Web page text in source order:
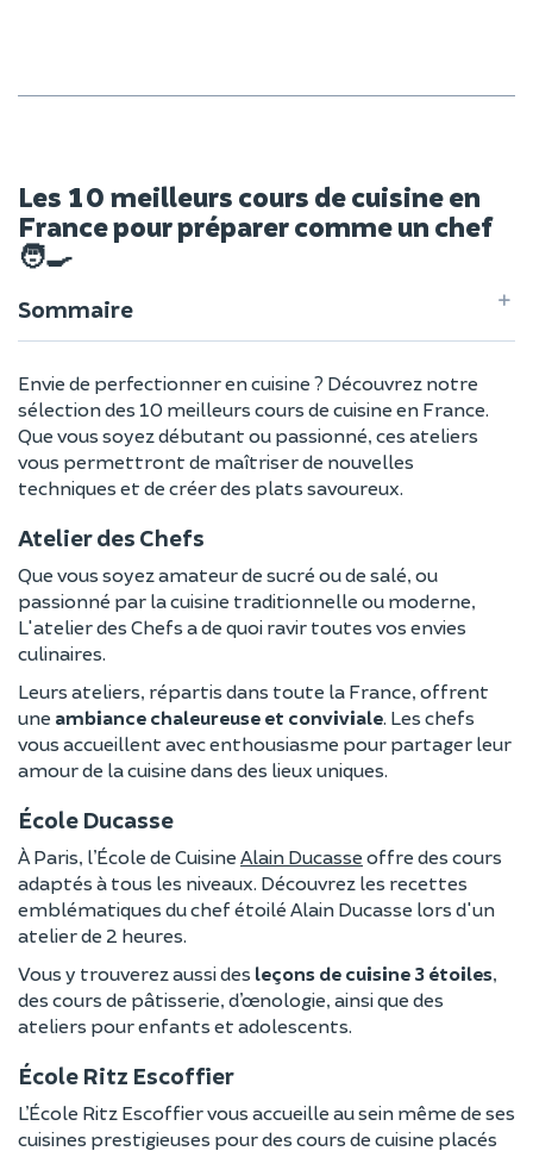
Les 10 meilleurs cours de cuisine en
France pour préparer comme un chef
🧑‍🍳
Sommaire
Envie de perfectionner en cuisine ? Découvrez notre
sélection des 10 meilleurs cours de cuisine en France.
Que vous soyez débutant ou passionné, ces ateliers
vous permettront de maîtriser de nouvelles
techniques et de créer des plats savoureux.
Atelier des Chefs
Que vous soyez amateur de sucré ou de salé, ou
passionné par la cuisine traditionnelle ou moderne,
L'atelier des Chefs a de quoi ravir toutes vos envies
culinaires.
Leurs ateliers, répartis dans toute la France, offrent
une ambiance chaleureuse et conviviale . Les chefs
vous accueillent avec enthousiasme pour partager leur
amour de la cuisine dans des lieux uniques.
École Ducasse
À Paris, l’École de Cuisine Alain Ducasse offre des cours
adaptés à tous les niveaux. Découvrez les recettes
emblématiques du chef étoilé Alain Ducasse lors d'un
atelier de 2 heures.
Vous y trouverez aussi des leçons de cuisine 3 étoiles
des cours de pâtisserie, d’œnologie, ainsi que des
ateliers pour enfants et adolescents.
École Ritz Escoffier
L’École Ritz Escoffier vous accueille au sein même de ses
cuisines prestigieuses pour des cours de cuisine placés